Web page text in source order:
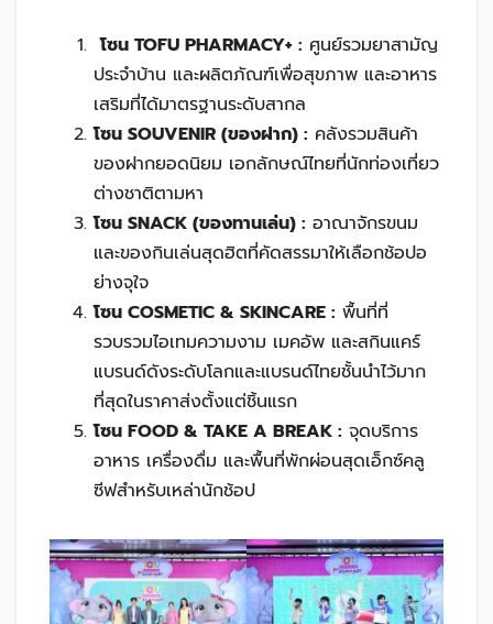
โซน TOFU PHARMACY+ : ศูนย์รวมยาสามัญ
ประจำบ้าน และผลิตภัณฑ์เพื่อสุขภาพ และอาหาร
เสริมที่ได้มาตรฐานระดับสากล
โซน SOUVENIR (ของฝาก) : คลังรวมสินค้า
ของฝากยอดนิยม เอกลักษณ์ไทยที่นักท่องเที่ยว
ต่างชาติตามหา
โซน SNACK (ของทานเล่น) : อาณาจักรขนม
และของกินเล่นสุดฮิตที่คัดสรรมาให้เลือกช้อปอ
ย่างจุใจ
โซน COSMETIC & SKINCARE : พื้นที่ที่
รวบรวมไอเทมความงาม เมคอัพ และสกินแคร์
แบรนด์ดังระดับโลกและแบรนด์ไทยชั้นนำไว้มาก
ที่สุดในราคาส่งตั้งแต่ชิ้นแรก
โซน FOOD & TAKE A BREAK : จุดบริการ
อาหาร เครื่องดื่ม และพื้นที่พักผ่อนสุดเอ็กซ์คลู
ซีฟสำหรับเหล่านักช้อป